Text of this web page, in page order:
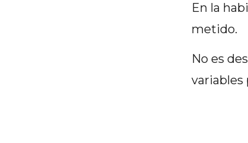
En la
metido.
No es
variables